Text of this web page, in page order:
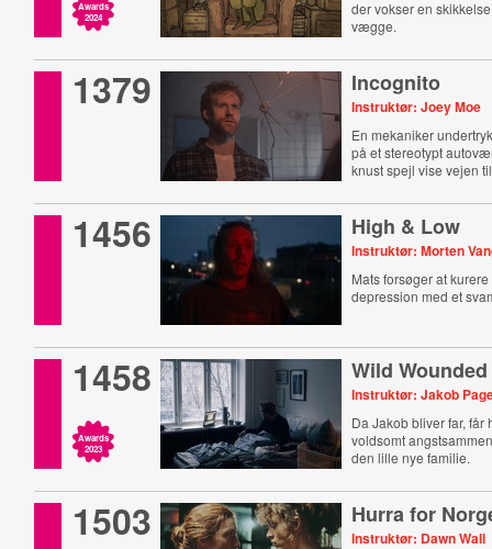
Awards
2024
der vokser en
vægge.
1379 Incognito
Instruktør: Joey Moe
En mekaniker
på et stereotypt
knust spejl vise vejen
1456 High & Low
Instruktør: Morten
Mats forsøger at
depression med et
1458
Awards
2023
Wild
Instruktør: Jakob
Da Jakob bliver far, får
voldsomt
den lille nye familie.
1503 Hurra for
Instruktør: Dawn Wall